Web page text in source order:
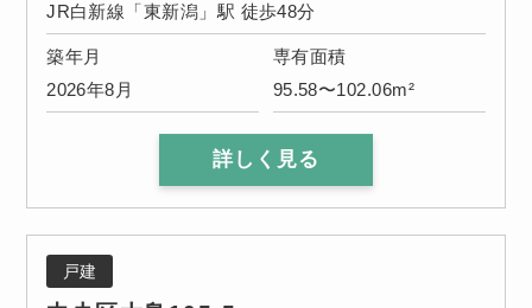
JR白新線「東新潟」駅 徒歩48分
築年月
2026年8月
専有面積
95.58〜102.06m²
詳しく見る
戸建